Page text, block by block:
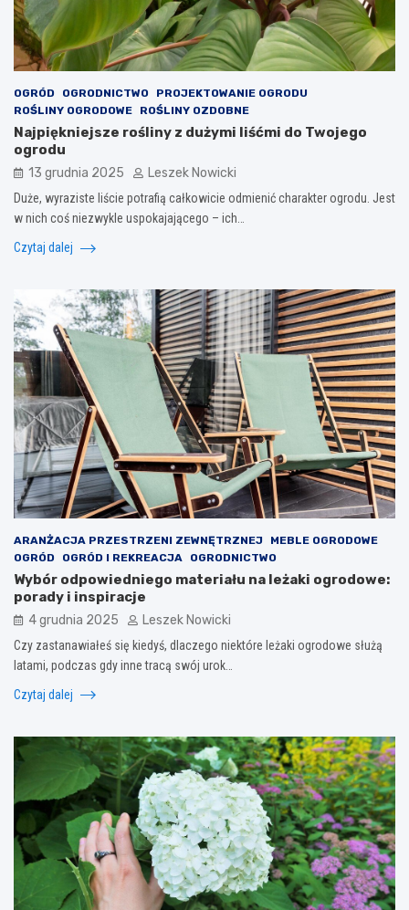
OGRÓD OGRODNICTWO
PROJEKTOWANIE OGRODU
ROŚLINY OGRODOWE
ROŚLINY OZDOBNE
Najpiękniejsze rośliny z dużymi liśćmi do Twojego
ogrodu
13 grudnia 2025 Leszek Nowicki
Duże, wyraziste liście potrafią całkowicie odmienić charakter ogrodu. Jest
w nich coś niezwykle uspokajającego – ich…
Czytaj dalej
ARANŻACJA PRZESTRZENI ZEWNĘTRZNEJ
MEBLE OGRODOWE
OGRÓD
OGRÓD I REKREACJA OGRODNICTWO
Wybór odpowiedniego materiału na leżaki ogrodowe:
porady i inspiracje
4 grudnia 2025 Leszek Nowicki
Czy zastanawiałeś się kiedyś, dlaczego niektóre leżaki ogrodowe służą
latami, podczas gdy inne tracą swój urok…
Czytaj dalej